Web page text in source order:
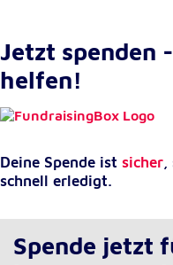
Jetzt spenden
helfen!
Deine Spende ist sicher,
schnell erledigt.
Spende jetzt